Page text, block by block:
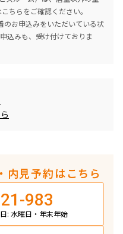
こちらをご確認ください。
のお申込みをいただいている状
込みも、受け付けておりま
内見予約はこちら
983
: 水曜日・年末年始